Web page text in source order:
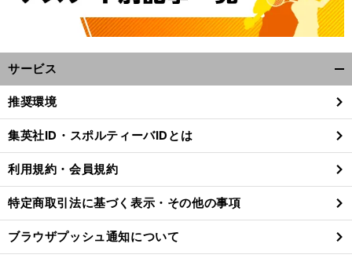
サービス
閉
る
推奨環境
集英社ID・スポルティーバIDとは
利用規約・会員規約
特定商取引法に基づく表示・その他の事項
ブラウザプッシュ通知について